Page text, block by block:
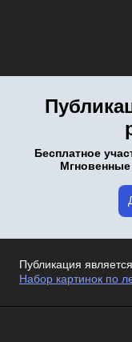
Бесплатное
Публикация
Набор картинок по